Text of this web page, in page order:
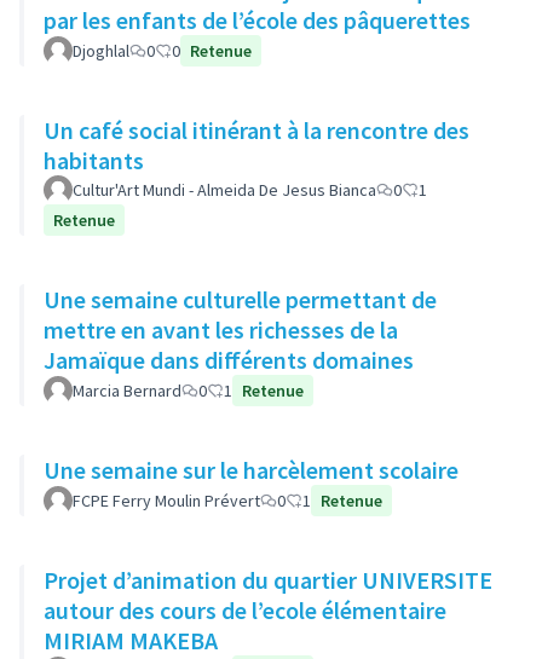
par les enfants de l’école des pâquerettes
Djoghlal 0 0 Retenue
Un café social itinérant à la rencontre des
habitants
Cultur'Art Mundi - Almeida De Jesus Bianca 0
1
Retenue
Une semaine culturelle permettant de
mettre en avant les richesses de la
Jamaïque dans différents domaines
Marcia Bernard 0 1 Retenue
Une semaine sur le harcèlement scolaire
FCPE Ferry Moulin Prévert 0 1 Retenue
Projet d’animation du quartier UNIVERSITE
autour des cours de l’ecole élémentaire
MIRIAM MAKEBA